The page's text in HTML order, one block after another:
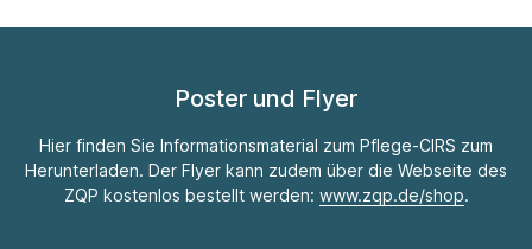
Poster und Flyer
Hier finden Sie Informationsmaterial zum Pflege-CIRS zum
Herunterladen. Der Flyer kann zudem über die Webseite des
ZQP kostenlos bestellt werden: www.zqp.de/shop.